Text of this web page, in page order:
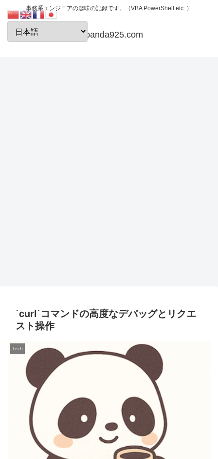
事務系エンジニアの趣味の記録です。（VBA PowerShell etc..）
papanda925.com
`curl`コマンドの高度なデバッグとリクエ
スト操作
Tech